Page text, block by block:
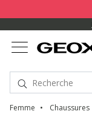
Femme Chaussures